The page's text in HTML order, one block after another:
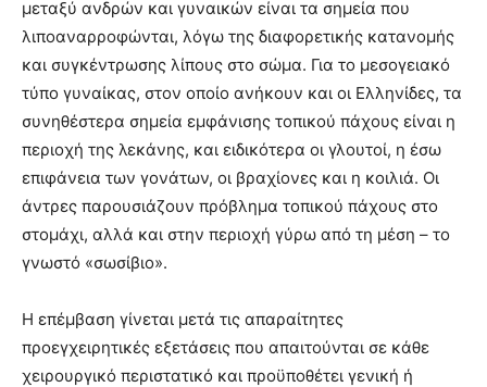
μεταξύ ανδρών και γυναικών είναι τα σημεία που
λιποαναρροφώνται, λόγω της διαφορετικής κατανομής
και συγκέντρωσης λίπους στο σώμα. Για το μεσογειακό
τύπο γυναίκας, στον οποίο ανήκουν και οι Ελληνίδες, τα
συνηθέστερα σημεία εμφάνισης τοπικού πάχους είναι η
περιοχή της λεκάνης, και ειδικότερα οι γλουτοί, η έσω
επιφάνεια των γονάτων, οι βραχίονες και η κοιλιά. Οι
άντρες παρουσιάζουν πρόβλημα τοπικού πάχους στο
στομάχι, αλλά και στην περιοχή γύρω από τη μέση – το
γνωστό «σωσίβιο».
Η επέμβαση γίνεται μετά τις απαραίτητες
προεγχειρητικές εξετάσεις που απαιτούνται σε κάθε
χειρουργικό περιστατικό και προϋποθέτει γενική ή